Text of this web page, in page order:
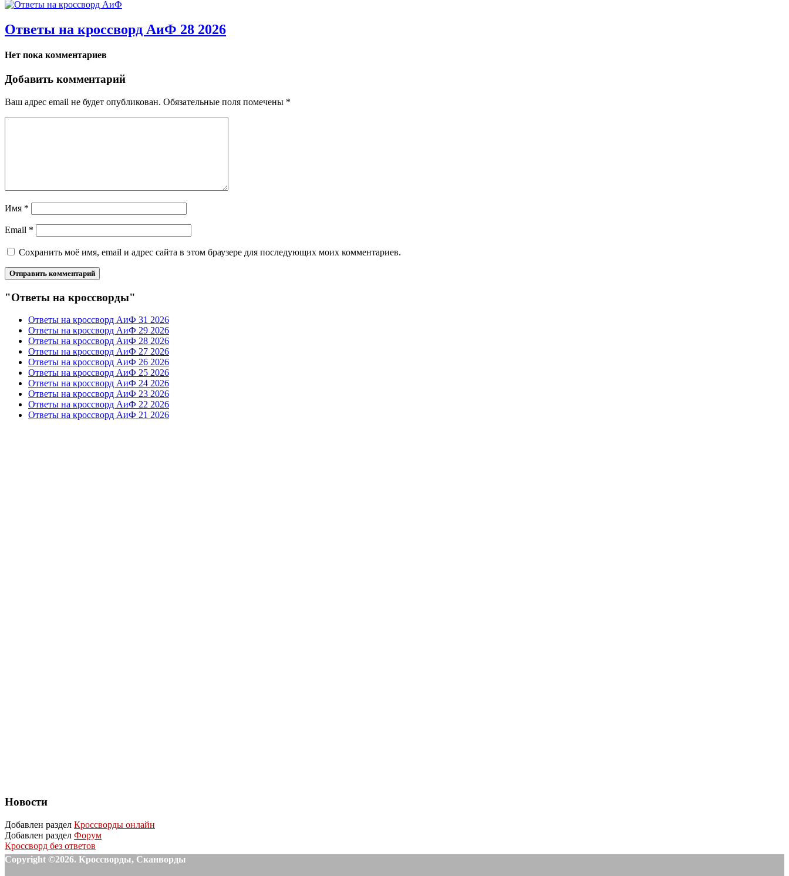
Ответы на кроссворд АиФ 28 2026
Нет пока комментариев
Добавить комментарий
Ваш адрес email не будет опубликован. Обязательные поля помечены *
Имя *
Email *
Сохранить моё имя, email и адрес сайта в этом браузере для последующих моих комментариев.
"Ответы на кроссворды"
Ответы на кроссворд АиФ 31 2026
Ответы на кроссворд АиФ 29 2026
Ответы на кроссворд АиФ 28 2026
Ответы на кроссворд АиФ 27 2026
Ответы на кроссворд АиФ 26 2026
Ответы на кроссворд АиФ 25 2026
Ответы на кроссворд АиФ 24 2026
Ответы на кроссворд АиФ 23 2026
Ответы на кроссворд АиФ 22 2026
Ответы на кроссворд АиФ 21 2026
Новости
Добавлен раздел Кроссворды онлайн
Добавлен раздел Форум
Кроссворд без ответов
Copyright ©2026. Кроссворды, Сканворды